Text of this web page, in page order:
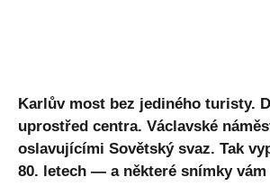
Karlův most bez jediného turisty.
uprostřed centra. Václavské
oslavujícími Sovětský svaz. Tak
80. letech — a některé snímky vám